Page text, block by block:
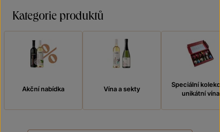
Kategorie produktů
Akční nabídka Vína a sekty
Speciální
unikátní vína